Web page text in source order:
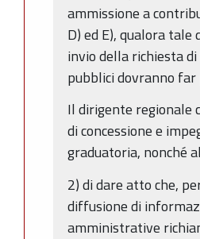
ammissione a
D) ed E), qualora
invio della richiesta
pubblici dovranno
Il dirigente regionale
di concessione e
graduatoria, nonché
2) di dare atto che,
diffusione di
amministrative